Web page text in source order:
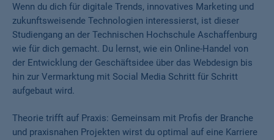
Wenn du dich für digitale Trends, innovatives Marketing und
zukunftsweisende Technologien interessierst, ist dieser
Studiengang an der Technischen Hochschule Aschaffenburg
wie für dich gemacht. Du lernst, wie ein Online-Handel von
der Entwicklung der Geschäftsidee über das Webdesign bis
hin zur Vermarktung mit Social Media Schritt für Schritt
aufgebaut wird.
Theorie trifft auf Praxis: Gemeinsam mit Profis der Branche
und praxisnahen Projekten wirst du optimal auf eine Karriere